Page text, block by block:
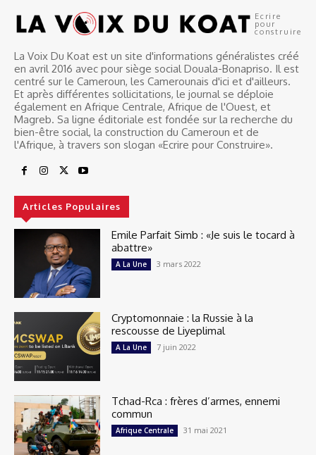
Ecrire
pour
construire
La Voix Du Koat est un site d'informations généralistes créé
en avril 2016 avec pour siège social Douala-Bonapriso. Il est
centré sur le Cameroun, les Camerounais d'ici et d'ailleurs.
Et après différentes sollicitations, le journal se déploie
également en Afrique Centrale, Afrique de l'Ouest, et
Magreb. Sa ligne éditoriale est fondée sur la recherche du
bien-être social, la construction du Cameroun et de
l'Afrique, à travers son slogan «Ecrire pour Construire».
Articles Populaires
Emile Parfait Simb : «Je suis le tocard à
abattre»
A La Une 3 mars 2022
Cryptomonnaie : la Russie à la
rescousse de Liyeplimal
A La Une 7 juin 2022
Tchad-Rca : frères d’armes, ennemi
commun
Afrique Centrale 31 mai 2021